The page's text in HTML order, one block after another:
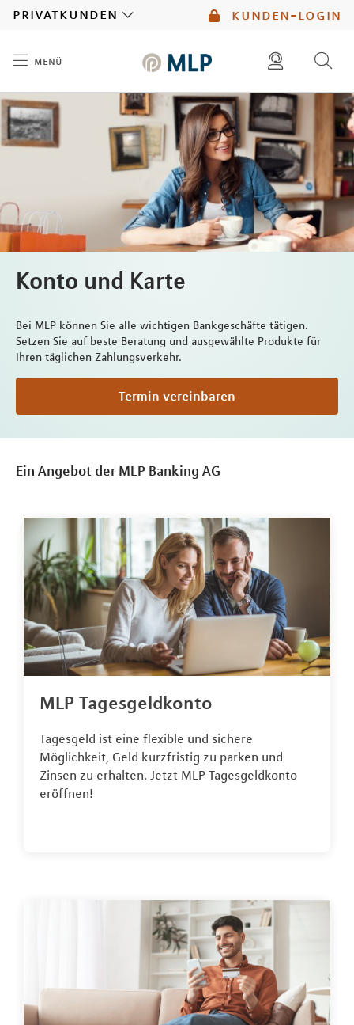
kunden-login
privatkunden
menü
diese website durchsuchen
mlp berater finden
Inhalt
Konto und Karte
Bei MLP können Sie alle wichtigen Bankgeschäfte tätigen.
Setzen Sie auf beste Beratung und ausgewählte Produkte für
Ihren täglichen Zahlungsverkehr.
Termin vereinbaren
Ein Angebot der MLP Banking AG
MLP Tagesgeldkonto
Tagesgeld ist eine flexible und sichere
Möglichkeit, Geld kurzfristig zu parken und
Zinsen zu erhalten. Jetzt MLP Tagesgeldkonto
eröffnen!